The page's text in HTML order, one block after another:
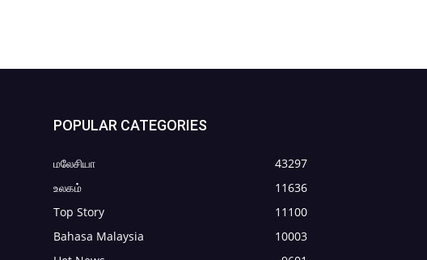
POPULAR CATEGORIES
மலேசியா
43297
உலகம்
11636
Top Story
11100
Bahasa Malaysia
10003